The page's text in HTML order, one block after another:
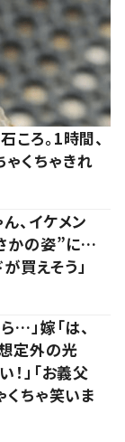
ころ。1時間、
くちゃきれ
、イケメン
かの姿”に…
が買えそう」
…」嫁「は、
定外の光
」「お義父
くちゃ笑いま